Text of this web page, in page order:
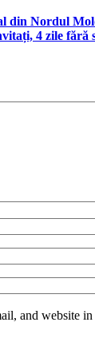
din Nordul
4 zile fără
and website